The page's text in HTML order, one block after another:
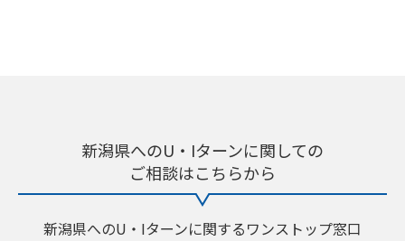
新潟県へのU・Iターンに関しての
ご相談はこちらから
新潟県へのU・Iターンに関するワンストップ窓口